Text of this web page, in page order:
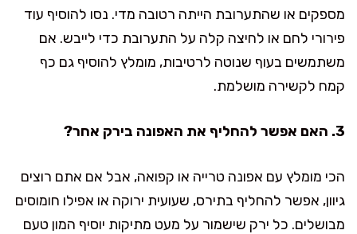
מספקים או שהתערובת הייתה רטובה מדי. נסו להוסיף עוד
פירורי לחם או לחיצה קלה על התערובת כדי לייבש. אם
משתמשים בעוף שנוטה לרטיבות, מומלץ להוסיף גם כף
קמח לקשירה מושלמת.
3. האם אפשר להחליף את האפונה בירק אחר?
הכי מומלץ עם אפונה טרייה או קפואה, אבל אם אתם רוצים
גיוון, אפשר להחליף בתירס, שעועית ירוקה או אפילו חומוסים
מבושלים. כל ירק שישמור על מעט מתיקות יוסיף המון טעם